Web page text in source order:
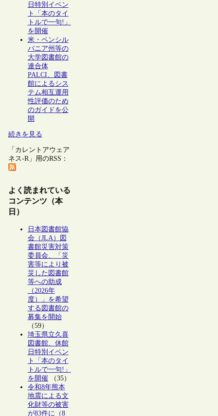
日特別イベン
ト「本のタイ
トルで一句!」
を開催
米・ペンシル
バニア州等の
大学図書館の
連合体
PALCI、図書
館によるシス
テム相互運用
性評価のため
のガイドを公
開
続きを見る
「カレントアウェア
ネス-R」用のRSS：
よく読まれている
コンテンツ（本
日）
日本図書館協
会（JLA）図
書館災害対策
委員会、「災
害等により被
災した図書館
等への助成
（2026年
度）」を希望
する図書館の
募集を開始
（59）
埼玉県立久喜
図書館、休館
日特別イベン
ト「本のタイ
トルで一句!」
を開催（35）
令和8年熊本
地震による文
化財等の被害
が83件に（8